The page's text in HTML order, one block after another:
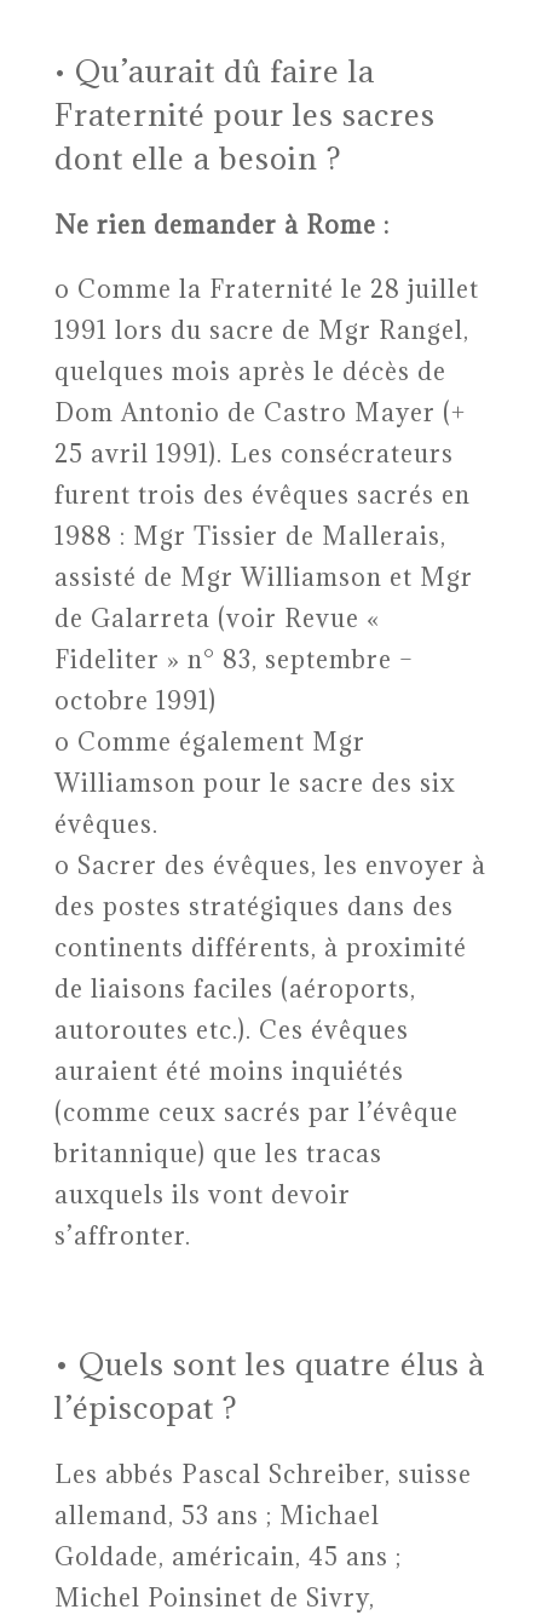
• Qu’aurait dû faire la
Fraternité pour les sacres
dont elle a besoin ?
Ne rien demander à Rome :
o Comme la Fraternité le 28 juillet
1991 lors du sacre de Mgr Rangel,
quelques mois après le décès de
Dom Antonio de Castro Mayer (+
25 avril 1991). Les consécrateurs
furent trois des évêques sacrés en
1988 : Mgr Tissier de Mallerais,
assisté de Mgr Williamson et Mgr
de Galarreta (voir Revue «
Fideliter » n° 83, septembre –
octobre 1991)
o Comme également Mgr
Williamson pour le sacre des six
évêques.
o Sacrer des évêques, les envoyer à
des postes stratégiques dans des
continents différents, à proximité
de liaisons faciles (aéroports,
autoroutes etc.). Ces évêques
auraient été moins inquiétés
(comme ceux sacrés par l’évêque
britannique) que les tracas
auxquels ils vont devoir
s’affronter.
• Quels sont les quatre élus à
l’épiscopat ?
Les abbés Pascal Schreiber, suisse
allemand, 53 ans ; Michael
Goldade, américain, 45 ans ;
Michel Poinsinet de Sivry,